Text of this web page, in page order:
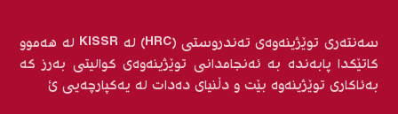
سەنتەری توێژینەوەی تەندروستی (HRC) لە KISSR لە هەموو
کاتێکدا پابەندە بە ئەنجامدانی توێژینەوەی کوالیتی بەرز کە
بەئاکاری توێژینەوە بێت و دڵنیای دەدات لە یەکپارچەیی ئ